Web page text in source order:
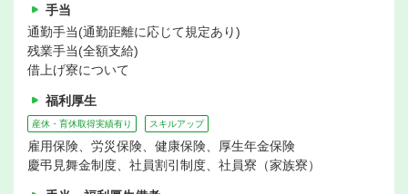
手当
通勤手当(通勤距離に応じて規定あり)
残業手当(全額支給)
借上げ寮について
福利厚生
産休・育休取得実績有り スキルアップ
雇用保険、労災保険、健康保険、厚生年金保険
慶弔見舞金制度、社員割引制度、社員寮（家族寮）